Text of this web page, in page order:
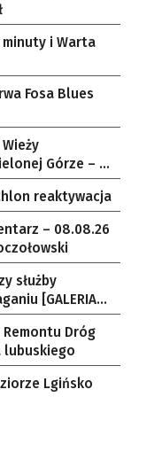
minuty i Warta
Fosa Blues
Górze – po
roku
reaktywacja
– 08.08.26
służby
[GALERIA
Remontu Dróg
lubuskiego
Lgińsko